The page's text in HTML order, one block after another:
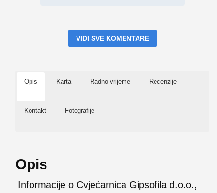
VIDI SVE KOMENTARE
Opis Karta Radno vrijeme Recenzije
Kontakt Fotografije
Opis
Informacije o Cvjećarnica Gipsofila d.o.o.,